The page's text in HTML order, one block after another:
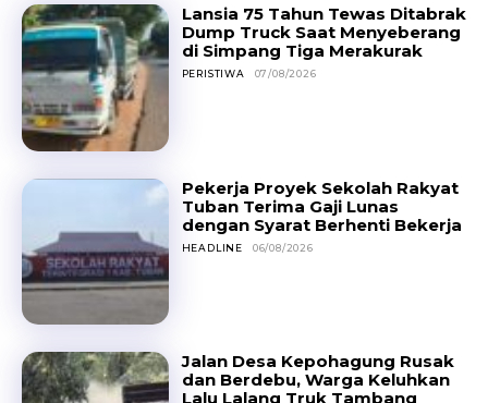
Lansia 75 Tahun Tewas Ditabrak
Dump Truck Saat Menyeberang
di Simpang Tiga Merakurak
PERISTIWA 07/08/2026
Pekerja Proyek Sekolah Rakyat
Tuban Terima Gaji Lunas
dengan Syarat Berhenti Bekerja
HEADLINE 06/08/2026
Jalan Desa Kepohagung Rusak
dan Berdebu, Warga Keluhkan
Lalu Lalang Truk Tambang